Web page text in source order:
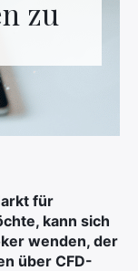
zu
für
kann sich
wenden, der
über CFD-